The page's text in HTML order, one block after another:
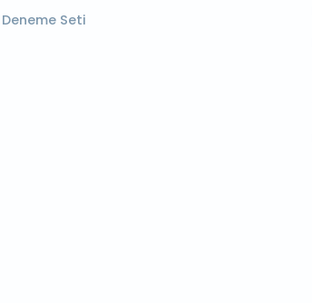
Deneme Seti